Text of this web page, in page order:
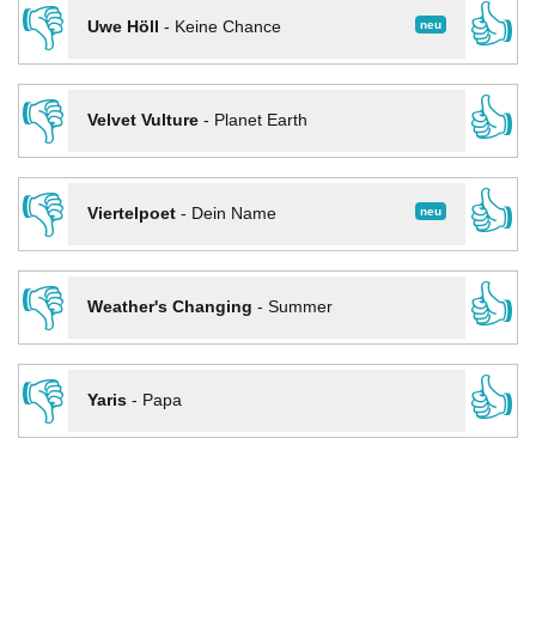
👎
neu
Uwe Höll - Keine Chance
👍
👎
Velvet Vulture- Planet Earth
👍
👎
neu
Viertelpoet- Dein Name
👍
👎
Weather's Changing - Summer
👍
👎
Yaris- Papa 👍